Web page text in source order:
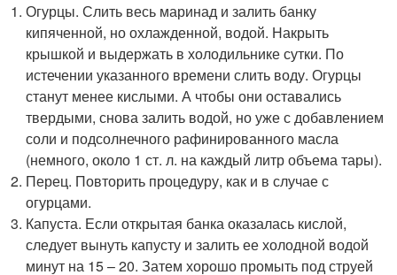
Огурцы. Слить весь маринад и залить банку
кипяченной, но охлажденной, водой. Накрыть
крышкой и выдержать в холодильнике сутки. По
истечении указанного времени слить воду. Огурцы
станут менее кислыми. А чтобы они оставались
твердыми, снова залить водой, но уже с добавлением
соли и подсолнечного рафинированного масла
(немного, около 1 ст. л. на каждый литр объема тары).
Перец. Повторить процедуру, как и в случае с
огурцами.
Капуста. Если открытая банка оказалась кислой,
следует вынуть капусту и залить ее холодной водой
минут на 15 – 20. Затем хорошо промыть под струей